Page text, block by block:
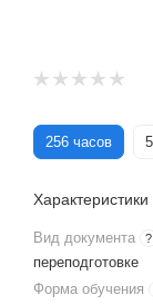
256 часов
Характеристики
Вид документа ?
переподготовке
Форма обучения